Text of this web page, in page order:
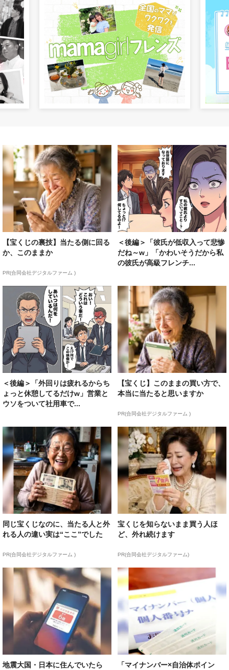
【宝くじの裏技】当たる側に回る
か、このままか
PR(合同会社デジタルファーム )
＜後編＞「彼氏が低収入って悲惨
だね～w」「かわいそうだから私
の彼氏が高級フレンチ...
＜後編＞「外回りは疲れるからち
ょっと休憩してるだけw」営業と
ウソをついて社用車で...
【宝くじ】このままの買い方で、
本当に当たると思いますか
PR(合同会社デジタルファーム )
同じ宝くじなのに、当たる人と外
れる人の違い実は“ここ”でした
PR(合同会社デジタルファーム )
宝くじを知らないまま買う人ほ
ど、外れ続けます
PR(合同会社デジタルファーム)
地震大国・日本に住んでいたら
「マイナンバー×自治体ポイン